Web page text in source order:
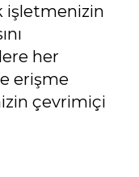
işletmenizin
her
erişme
çevrimiçi